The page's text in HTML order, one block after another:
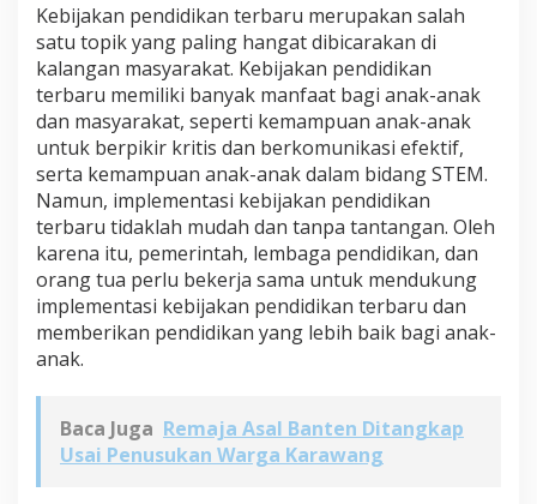
Kebijakan pendidikan terbaru merupakan salah
satu topik yang paling hangat dibicarakan di
kalangan masyarakat. Kebijakan pendidikan
terbaru memiliki banyak manfaat bagi anak-anak
dan masyarakat, seperti kemampuan anak-anak
untuk berpikir kritis dan berkomunikasi efektif,
serta kemampuan anak-anak dalam bidang STEM.
Namun, implementasi kebijakan pendidikan
terbaru tidaklah mudah dan tanpa tantangan. Oleh
karena itu, pemerintah, lembaga pendidikan, dan
orang tua perlu bekerja sama untuk mendukung
implementasi kebijakan pendidikan terbaru dan
memberikan pendidikan yang lebih baik bagi anak-
anak.
Baca Juga Remaja Asal Banten Ditangkap
Usai Penusukan Warga Karawang